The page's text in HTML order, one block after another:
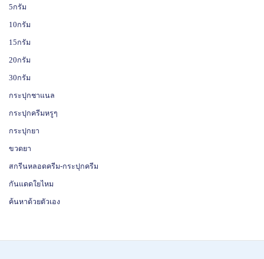
5กรัม
10กรัม
15กรัม
20กรัม
30กรัม
กระปุกชาแนล
กระปุกครีมหรูๆ
กระปุกยา
ขวดยา
สกรีนหลอดครีม-กระปุกครีม
กันแดดใยไหม
ค้นหาด้วยตัวเอง